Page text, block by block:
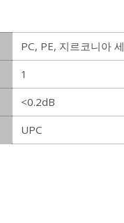
PC, PE, 지르코니아
1
<0.2dB
UPC